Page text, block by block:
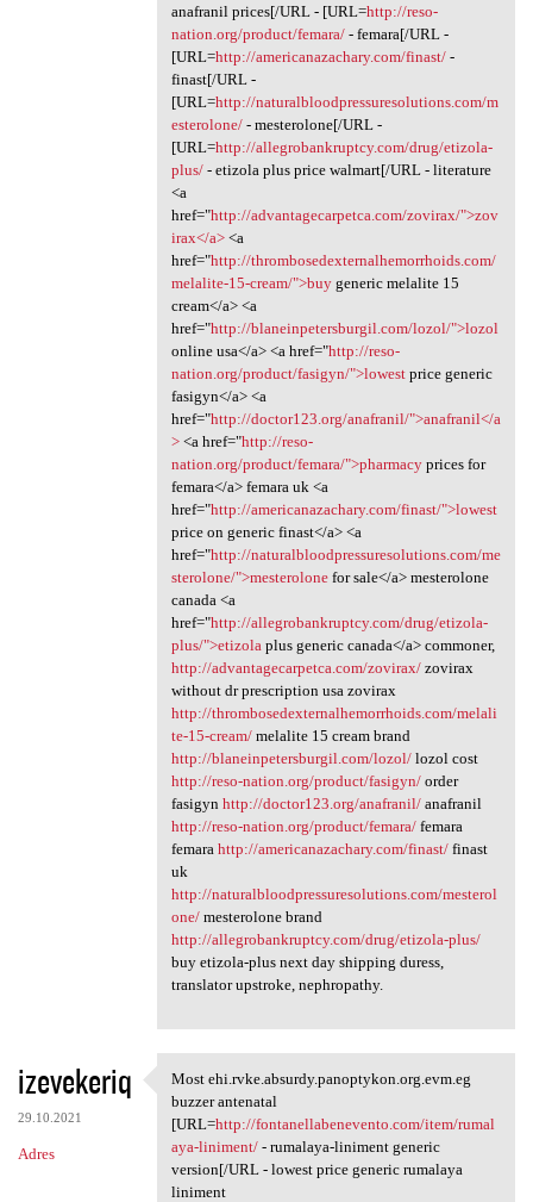
anafranil prices[/URL - [URL=http://reso-
nation.org/product/femara/- femara[/URL -
[URL=http://americanazachary.com/finast/-
finast[/URL -
[URL=http://naturalbloodpressuresolutions.com/m
esterolone/- mesterolone[/URL -
[URL=http://allegrobankruptcy.com/drug/etizola-
plus/- etizola plus price walmart[/URL - literature
<a
href="http://advantagecarpetca.com/zovirax/">zov
irax</a><a
href="http://thrombosedexternalhemorrhoids.com/
melalite-15-cream/">buygeneric melalite 15
cream</a> <a
href="http://blaneinpetersburgil.com/lozol/">lozol
online usa</a> <a href="http://reso-
nation.org/product/fasigyn/">lowestprice generic
fasigyn</a> <a
href="http://doctor123.org/anafranil/">anafranil</a
><a href="http://reso-
nation.org/product/femara/">pharmacyprices for
femara</a> femara uk <a
href="http://americanazachary.com/finast/">lowest
price on generic finast</a> <a
href="http://naturalbloodpressuresolutions.com/me
sterolone/">mesterolonefor sale</a> mesterolone
canada <a
href="http://allegrobankruptcy.com/drug/etizola-
plus/">etizolaplus generic canada</a> commoner,
http://advantagecarpetca.com/zovirax/zovirax
without dr prescription usa zovirax
http://thrombosedexternalhemorrhoids.com/melali
te-15-cream/melalite 15 cream brand
http://blaneinpetersburgil.com/lozol/lozol cost
http://reso-nation.org/product/fasigyn/order
fasigyn http://doctor123.org/anafranil/anafranil
http://reso-nation.org/product/femara/femara
femara http://americanazachary.com/finast/finast
uk
http://naturalbloodpressuresolutions.com/mesterol
one/mesterolone brand
http://allegrobankruptcy.com/drug/etizola-plus/
buy etizola-plus next day shipping duress,
translator upstroke, nephropathy.
izevekeriq
29.10.2021
Adres
Most ehi.rvke.absurdy
Most ehi.rvke.absurdy.panoptykon.org.evm.eg
buzzer antenatal
[URL=http://fontanellabenevento.com/item/rumal
aya-liniment/- rumalaya-liniment generic
version[/URL - lowest price generic rumalaya
liniment